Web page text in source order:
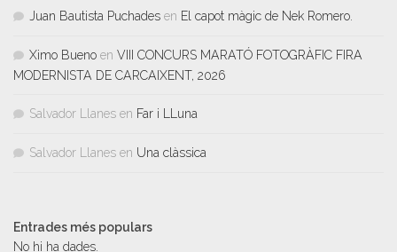
Juan Bautista Puchades en El capot màgic de Nek Romero.
Ximo Bueno en VIII CONCURS MARATÓ FOTOGRÀFIC FIRA
MODERNISTA DE CARCAIXENT, 2026
Salvador Llanes en Far i LLuna
Salvador Llanes en Una clàssica
Entrades més populars
No hi ha dades.